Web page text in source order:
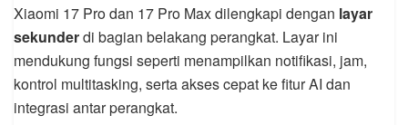
Xiaomi 17 Pro dan 17 Pro Max dilengkapi dengan layar
sekunderdi bagian belakang perangkat. Layar ini
mendukung fungsi seperti menampilkan notifikasi, jam,
kontrol multitasking, serta akses cepat ke fitur AI dan
integrasi antar perangkat.